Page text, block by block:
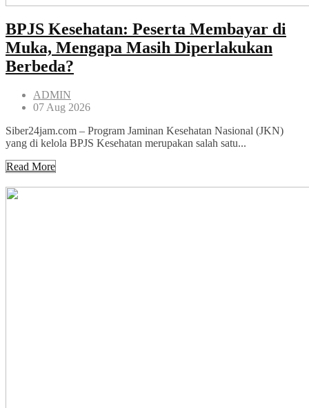
BPJS Kesehatan: Peserta Membayar di
Muka, Mengapa Masih Diperlakukan
Berbeda?
ADMIN
07 Aug 2026
Siber24jam.com – Program Jaminan Kesehatan Nasional (JKN)
yang di kelola BPJS Kesehatan merupakan salah satu...
Read More